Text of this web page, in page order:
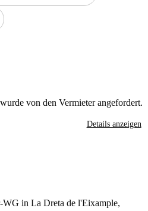
von den Vermieter angefordert.
Details anzeigen
WG in La Dreta de l'Eixample,